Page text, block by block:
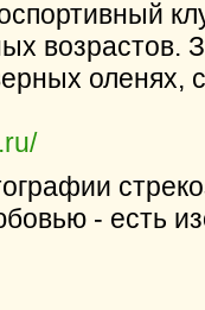
возрастов.
оленях,
- есть